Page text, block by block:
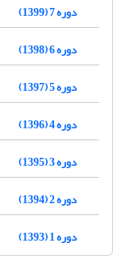
دوره 7 (1399)
دوره 6 (1398)
دوره 5 (1397)
دوره 4 (1396)
دوره 3 (1395)
دوره 2 (1394)
دوره 1 (1393)